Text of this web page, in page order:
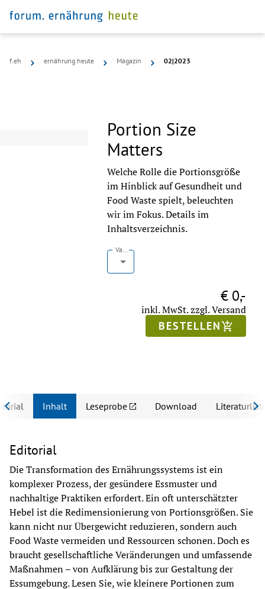
f.eh ernährung heute Magazin 02|2023
Portion Size
Matters
Welche Rolle die Portionsgröße
im Hinblick auf Gesundheit und
Food Waste spielt, beleuchten
wir im Fokus. Details im
Inhaltsverzeichnis.
€ 0,-
inkl. MwSt.zzgl. Versand
BESTELLEN
Inhalt Leseprobe Download
Editorial
Die Transformation des Ernährungssystems ist ein
komplexer Prozess, der gesündere Essmuster und
nachhaltige Praktiken erfordert. Ein oft unterschätzter
Hebel ist die Redimensionierung von Portionsgrößen. Sie
kann nicht nur Übergewicht reduzieren, sondern auch
Food Waste vermeiden und Ressourcen schonen. Doch es
braucht gesellschaftliche Veränderungen und umfassende
Maßnahmen – von Aufklärung bis zur Gestaltung der
Essumgebung. Lesen Sie, wie kleinere Portionen zum